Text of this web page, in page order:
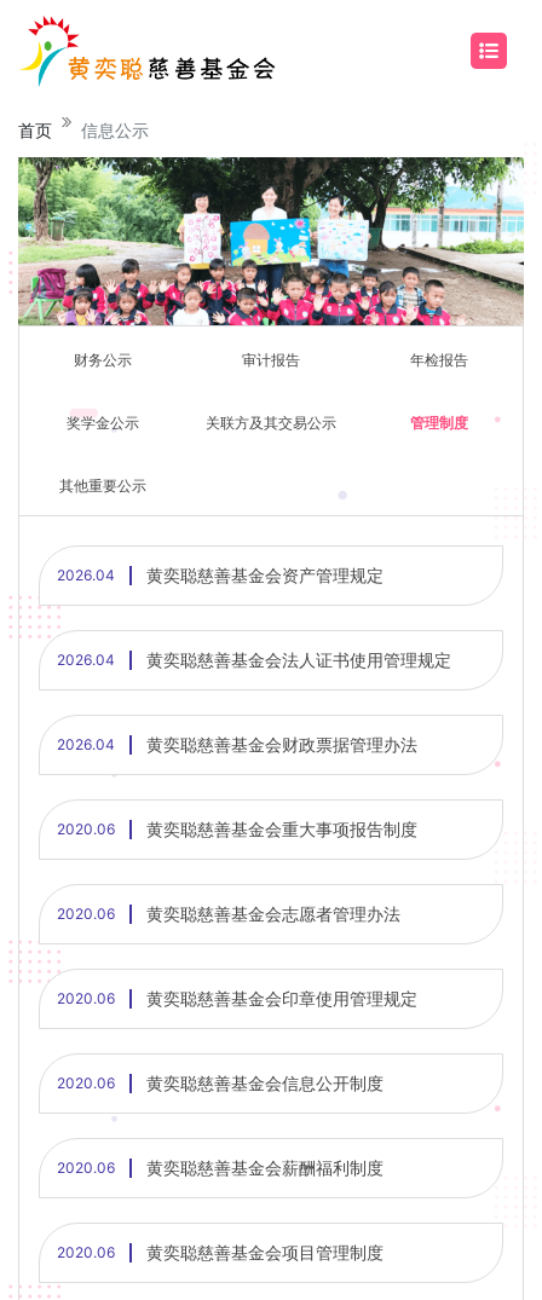
首页 信息公示
财务公示 审计报告 年检报告
奖学金公示 关联方及其交易公示 管理制度
其他重要公示
2026.04 黄奕聪慈善基金会资产管理规定
2026.04 黄奕聪慈善基金会法人证书使用管理规定
2026.04 黄奕聪慈善基金会财政票据管理办法
2020.06 黄奕聪慈善基金会重大事项报告制度
2020.06 黄奕聪慈善基金会志愿者管理办法
2020.06 黄奕聪慈善基金会印章使用管理规定
2020.06 黄奕聪慈善基金会信息公开制度
2020.06 黄奕聪慈善基金会薪酬福利制度
2020.06 黄奕聪慈善基金会项目管理制度